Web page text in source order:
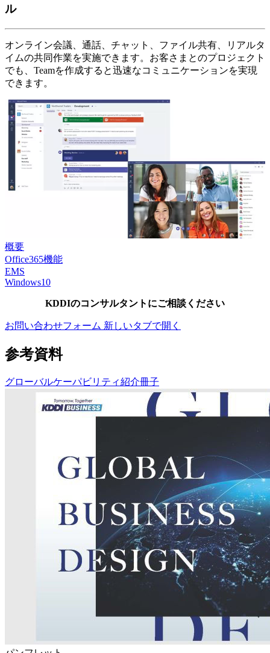
ル
オンライン会議、通話、チャット、ファイル共有、リアルタ
イムの共同作業を実施できます。お客さまとのプロジェクト
でも、Teamを作成すると迅速なコミュニケーションを実現
できます。
概要
Office365機能
EMS
Windows10
KDDIのコンサルタントにご相談ください
お問い合わせフォーム 新しいタブで開く
参考資料
グローバルケーパビリティ紹介冊子